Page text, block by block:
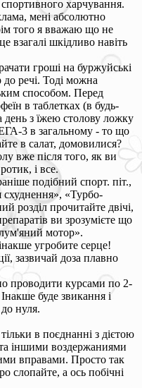
харчування.
мені абсолютно
того я вважаю що не
взагалі шкідливо навіть
гроші на буржуйські
речі. Тоді можна
способом. Перед
в таблетках (в будь-
день з їжею столову ложку
3 в загальному - то що
в салат, домовилися?
вже після того, як ви
і все.
подібний спорт. піт.,
схуднення», «Турбо-
розділ прочитайте двічі,
ви зрозумієте що
мотор».
угробите серце!
зазвичай доза плавно
проводити курсами по 2-
буде звикання і
нуля.
в поєднанні з дієтою
іншими воздержаниями
вправами. Просто так
слопайте, а ось побічні